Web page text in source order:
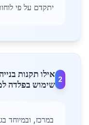
יתקדם על פי
2
אילו תקנות
שימוש בפלדה
במרכז, ובמיוחד